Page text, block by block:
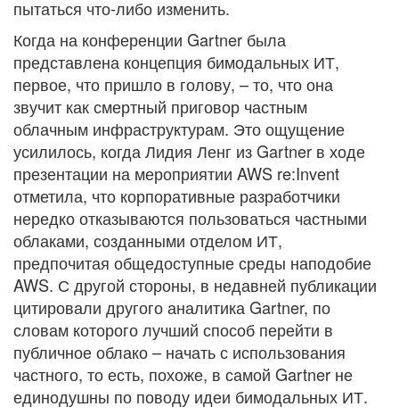
пытаться что-либо изменить.
Когда на конференции Gartner была
представлена концепция бимодальных ИТ,
первое, что пришло в голову, – то, что она
звучит как смертный приговор частным
облачным инфраструктурам. Это ощущение
усилилось, когда Лидия Ленг из Gartner в ходе
презентации на мероприятии AWS re:Invent
отметила, что корпоративные разработчики
нередко отказываются пользоваться частными
облаками, созданными отделом ИТ,
предпочитая общедоступные среды наподобие
AWS. С другой стороны, в недавней публикации
цитировали другого аналитика Gartner, по
словам которого лучший способ перейти в
публичное облако – начать с использования
частного, то есть, похоже, в самой Gartner не
единодушны по поводу идеи бимодальных ИТ.